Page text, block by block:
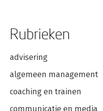
Rubrieken
advisering
algemeen management
coaching en trainen
communicatie en media